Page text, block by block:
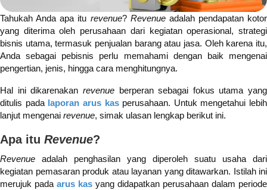
Tahukah Anda apa itu revenue? Revenueadalah pendapatan kotor
yang diterima oleh perusahaan dari kegiatan operasional, strategi
bisnis utama, termasuk penjualan barang atau jasa. Oleh karena itu,
Anda sebagai pebisnis perlu memahami dengan baik mengenai
pengertian, jenis, hingga cara menghitungnya.
Hal ini dikarenakan revenueberperan sebagai fokus utama yang
ditulis pada laporan arus kasperusahaan. Untuk mengetahui lebih
lanjut mengenai revenue, simak ulasan lengkap berikut ini.
Apa itu Revenue?
Revenue adalah penghasilan yang diperoleh suatu usaha dari
kegiatan pemasaran produk atau layanan yang ditawarkan. Istilah ini
merujuk pada arus kas yang didapatkan perusahaan dalam periode